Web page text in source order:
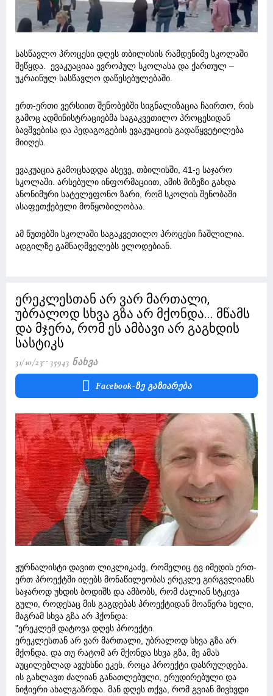
სასწავლო პროცესი დღეს თბილისის რამდენიმე სკოლაში
შეწყდა. ევაკუაციაა ევროპულ სკოლასა და ქართულ –
უკრაინულ სასწავლო დაწესებულებაში.
ერთ-ერთი ვერსიით შენობებში სიგნალიზაცია ჩაირთო, რის
გამოც ადმინისტრაციებმა საგაკვეთილო პროცესიდან
ბავშვებისა და პედაგოგების ევაკუაციის გადაწყვეტილება
მიიღეს.
ევაკუაცია გამოცხადდა ასევე, თბილისში, 41-ე საჯარო
სკოლაში. არსებული ინფორმაციით, ამის მიზეზი გახდა
ანონიმური სატელეფონო ზარი, რომ სკოლის შენობაში
ასაფეთქებელი მოწყობილობაა.
ამ წუთებში სკოლაში საგაკვეთილო პროცესი ჩაშლილია.
ადგილზე გამნაღმველებს ელოდებიან.
ერეკლესთან არ ვარ მართალი,
უბრალოდ სხვა გზა არ მქონდა... მწამს
და მჯერა, რომ ეს ამბავი არ გაგხდის
სასტიკს
31/10/23 35943 Ნახვა
Facebook-Ზე Გაზიარება
ჟურნალისტი დავით ლიკლიკაძე, რომელიც ტვ იმედის ერთ-
ერთ პროექტში იღებს მონაწილეობას ერეკლე გირგვლიანს
საჯაროდ უხდის ბოდიშს და ამბობს, რომ ძალიან სტკივა
გული, როდესაც მის გაგდებას პროექტიდან მოაწერა ხელი,
მაგრამ სხვა გზა არ ჰქონდა:
"ერეკლემ დატოვა დღეს პროექტი.
ერეკლესთან არ ვარ მართალი, უბრალოდ სხვა გზა არ
მქონდა. და თუ რატომ არ მქონდა სხვა გზა, მე ამას
აუცილებლად ავუხსნი ეკეს, როცა პროექტი დასრულდება.
ის გახლავთ ძალიან განათლებული, ერუდირებული და
ნიჭიერი ახალგაზრდა. მან დღეს თქვა, რომ გვიან მივხვდი